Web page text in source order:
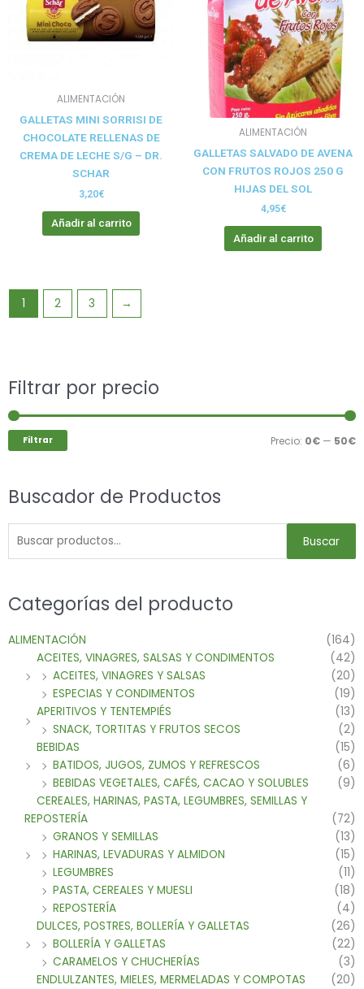
ALIMENTACIÓN
GALLETAS MINI SORRISI DE
CHOCOLATE RELLENAS DE
CREMA DE LECHE S/G – DR.
SCHAR
3,20€
Añadir al carrito
ALIMENTACIÓN
GALLETAS SALVADO DE AVENA
CON FRUTOS ROJOS 250 G
HIJAS DEL SOL
4,95€
Añadir al carrito
1 2 3 →
Filtrar por precio
Filtrar Precio: 0€ — 50€
Buscador de Productos
Buscar
Buscar
Categorías del producto
ALIMENTACIÓN
(164)
ACEITES, VINAGRES, SALSAS Y CONDIMENTOS
(42)
ACEITES, VINAGRES Y SALSAS
(20)
ESPECIAS Y CONDIMENTOS
(19)
APERITIVOS Y TENTEMPIÉS
(13)
SNACK, TORTITAS Y FRUTOS SECOS
(2)
BEBIDAS
(15)
BATIDOS, JUGOS, ZUMOS Y REFRESCOS
(6)
BEBIDAS VEGETALES, CAFÉS, CACAO Y SOLUBLES
(9)
CEREALES, HARINAS, PASTA, LEGUMBRES, SEMILLAS Y
REPOSTERÍA
(72)
GRANOS Y SEMILLAS
(13)
HARINAS, LEVADURAS Y ALMIDON
(15)
LEGUMBRES
(11)
PASTA, CEREALES Y MUESLI
(18)
REPOSTERÍA
(4)
DULCES, POSTRES, BOLLERÍA Y GALLETAS
(26)
BOLLERÍA Y GALLETAS
(22)
CARAMELOS Y CHUCHERÍAS
(3)
ENDLULZANTES, MIELES, MERMELADAS Y COMPOTAS
(20)